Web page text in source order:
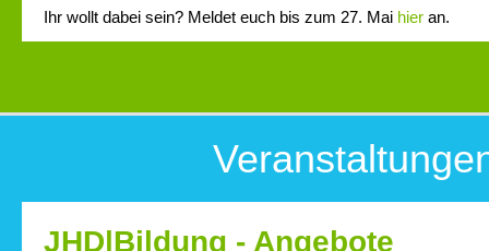
Ihr wollt dabei sein? Meldet euch bis zum 27. Mai hier an.
JHD|Bildung - Angebote